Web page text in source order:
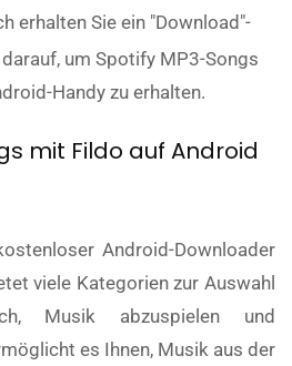
erhalten Sie ein "Download"-
um Spotify MP3-Songs
Handy zu erhalten.
mit Fildo auf Android
Android-Downloader
viele Kategorien zur Auswahl
Musik abzuspielen und
es Ihnen, Musik aus der